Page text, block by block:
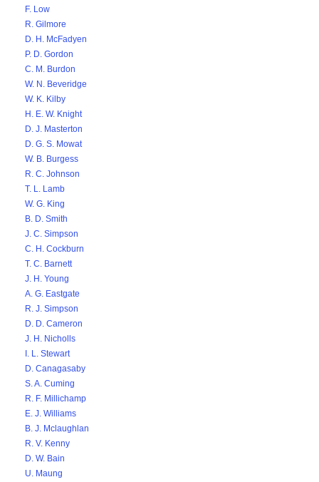
F. Low
R. Gilmore
D. H. McFadyen
P. D. Gordon
C. M. Burdon
W. N. Beveridge
W. K. Kilby
H. E. W. Knight
D. J. Masterton
D. G. S. Mowat
W. B. Burgess
R. C. Johnson
T. L. Lamb
W. G. King
B. D. Smith
J. C. Simpson
C. H. Cockburn
T. C. Barnett
J. H. Young
A. G. Eastgate
R. J. Simpson
D. D. Cameron
J. H. Nicholls
I. L. Stewart
D. Canagasaby
S. A. Cuming
R. F. Millichamp
E. J. Williams
B. J. Mclaughlan
R. V. Kenny
D. W. Bain
U. Maung